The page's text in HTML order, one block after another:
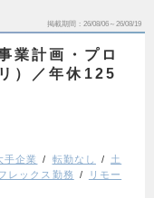
掲載期間 26/08/06～26/08/19
業計画・プロ
）／年休125
手企業 転勤なし
土
レックス勤務
リモー